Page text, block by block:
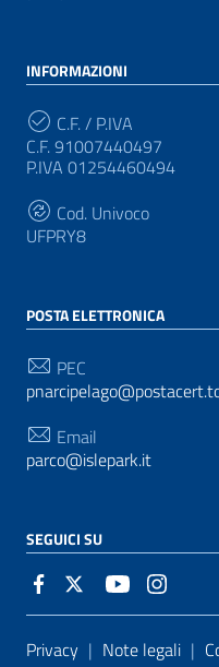
INFORMAZIONI
C.F. / P.IVA
C.F. 91007440497
P.IVA 01254460494
Cod. Univoco
UFPRY8
POSTA ELETTRONICA
PEC
Email
parco@islepark.it
SEGUICI SU
Sezione Link
Privacy | Note legali |